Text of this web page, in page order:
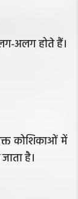
अलग होते हैं।
कोशिकाओं में
है।